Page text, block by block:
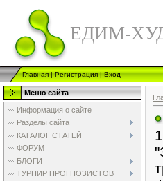
ЕДИМ-
Главная|Регистрация|Вход
Меню сайта
Информация о сайте
Разделы сайта
КАТАЛОГ СТАТЕЙ
ФОРУМ
БЛОГИ
ТУРНИР ПРОГНОЗИСТОВ